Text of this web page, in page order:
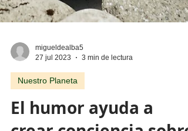
migueldealba5
3 min de lectura